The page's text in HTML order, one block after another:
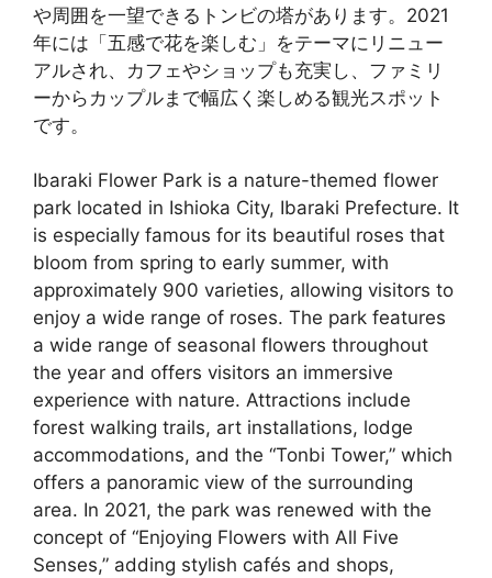
や周囲を一望できるトンビの塔があります。2021
年には「五感で花を楽しむ」をテーマにリニュー
アルされ、カフェやショップも充実し、ファミリ
ーからカップルまで幅広く楽しめる観光スポット
です。
Ibaraki Flower Park is a nature-themed flower
park located in Ishioka City, Ibaraki Prefecture. It
is especially famous for its beautiful roses that
bloom from spring to early summer, with
approximately 900 varieties, allowing visitors to
enjoy a wide range of roses. The park features
a wide range of seasonal flowers throughout
the year and offers visitors an immersive
experience with nature. Attractions include
forest walking trails, art installations, lodge
accommodations, and the “Tonbi Tower,” which
offers a panoramic view of the surrounding
area. In 2021, the park was renewed with the
concept of “Enjoying Flowers with All Five
Senses,” adding stylish cafés and shops,